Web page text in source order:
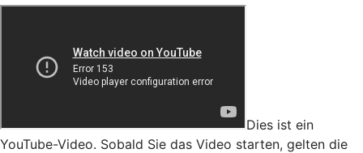
Dies ist ein
YouTube-Video. Sobald Sie das Video starten, gelten die